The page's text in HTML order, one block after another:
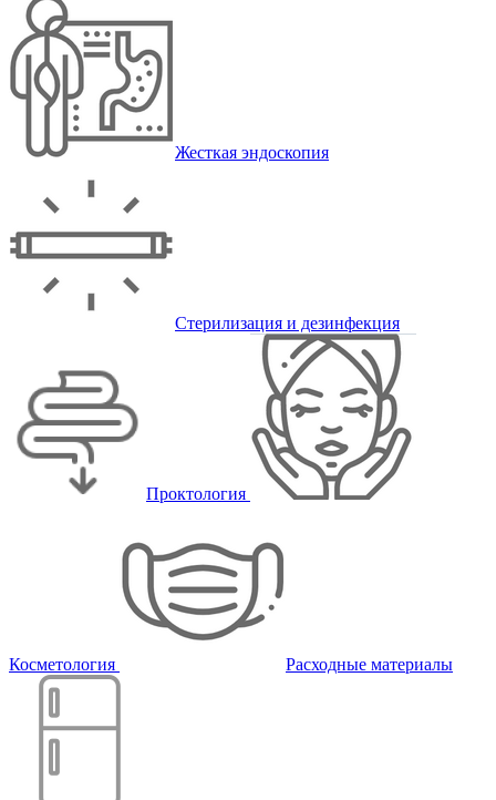
Жесткая эндоскопия
Стерилизация и дезинфекция
Проктология
Косметология Расходные материалы